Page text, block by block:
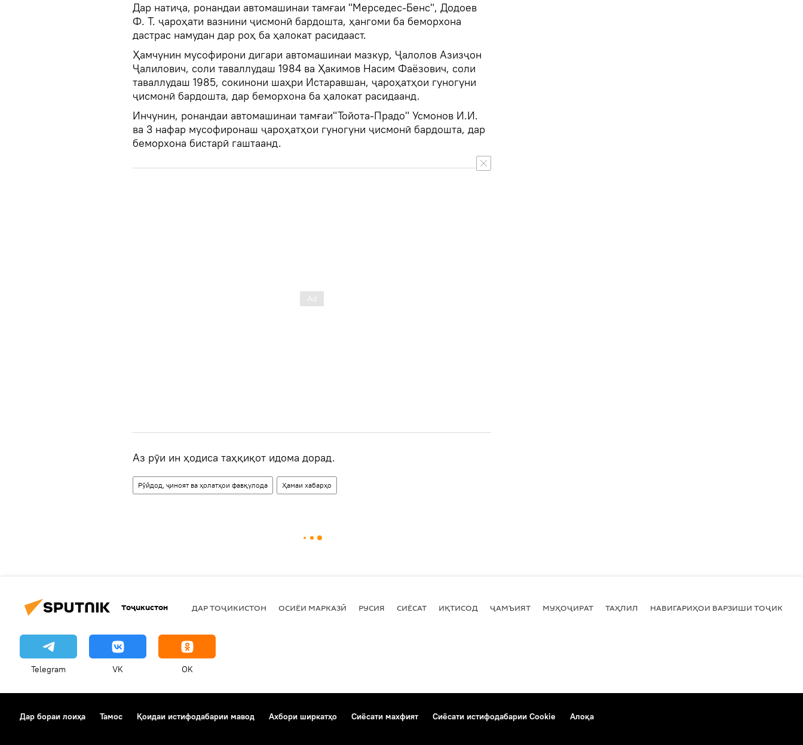
Дар натиҷа, ронандаи автомашинаи тамғаи "Мерседес-Бенс", Додоев
Ф. Т. ҷароҳати вазнини ҷисмонӣ бардошта, ҳангоми ба беморхона
дастрас намудан дар роҳ ба ҳалокат расидааст.
Ҳамчунин мусофирони дигари автомашинаи мазкур, Ҷалолов Азизҷон
Ҷалилович, соли таваллудаш 1984 ва Ҳакимов Насим Фаёзович, соли
таваллудаш 1985, сокинони шаҳри Истаравшан, ҷароҳатҳои гуногуни
ҷисмонӣ бардошта, дар беморхона ба ҳалокат расидаанд.
Инчунин, ронандаи автомашинаи тамғаи"Тойота-Прадо" Усмонов И.И.
ва 3 нафар мусофиронаш ҷароҳатҳои гуногуни ҷисмонӣ бардошта, дар
беморхона бистарӣ гаштаанд.
Аз рӯи ин ҳодиса таҳқиқот идома дорад.
Рӯйдод, ҷиноят ва ҳолатҳои фавқулода Ҳамаи хабарҳо
Тоҷикистон ДАР ТОҶИКИСТОН ОСИЁИ МАРКАЗӢ РУСИЯ СИЁСАТ ИҚТИСОД ҶАМЪИЯТ МУҲОҶИРАТ ТАҲЛИЛ НАВИГАРИҲОИ ВАРЗИШИ
Telegram VK OK
Дар бораи лоиҳа Тамос Қоидаи истифодабарии мавод Ахбори ширкатҳо Сиёсати махфият Сиёсати истифодабарии Cookie Алоқа